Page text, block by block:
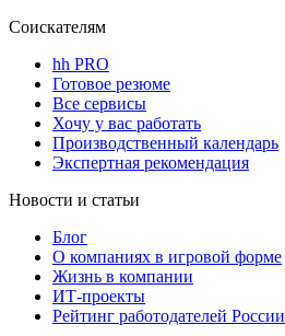
Соискателям
hh PRO
Готовое резюме
Все сервисы
Хочу у вас работать
Производственный календарь
Экспертная рекомендация
Новости и статьи
Блог
О компаниях в игровой форме
Жизнь в компании
ИТ-проекты
Рейтинг работодателей России